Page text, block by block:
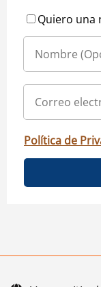
Quiero una
Política de